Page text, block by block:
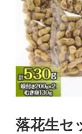
落花生セ